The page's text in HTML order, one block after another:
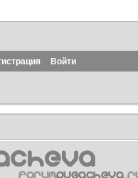
Войти